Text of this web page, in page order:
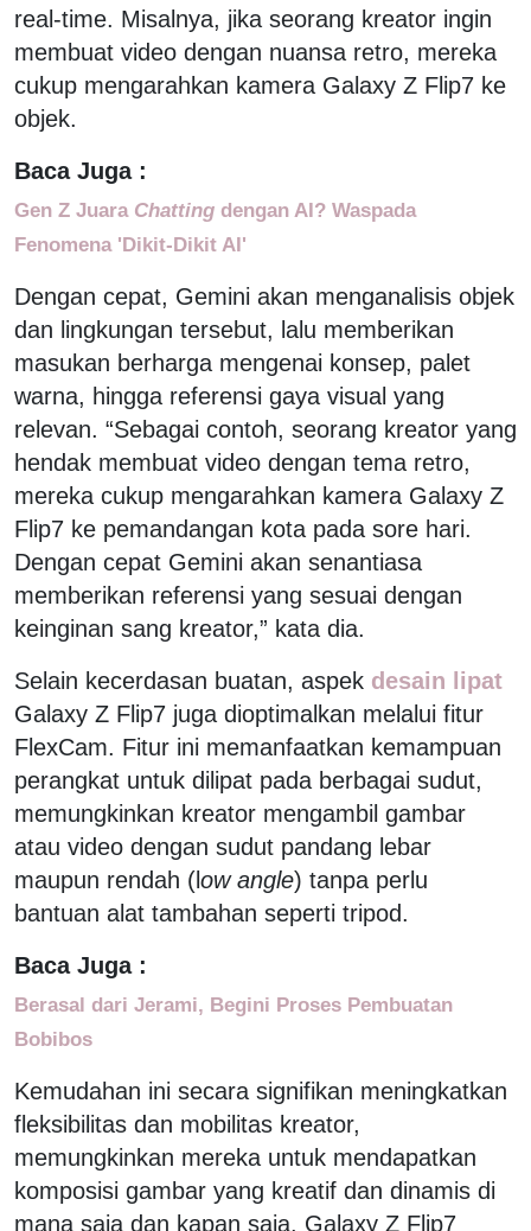
real-time. Misalnya, jika seorang kreator ingin
membuat video dengan nuansa retro, mereka
cukup mengarahkan kamera Galaxy Z Flip7 ke
objek.
Baca Juga :
Gen Z Juara Chatting dengan AI? Waspada
Fenomena 'Dikit-Dikit AI'
Dengan cepat, Gemini akan menganalisis objek
dan lingkungan tersebut, lalu memberikan
masukan berharga mengenai konsep, palet
warna, hingga referensi gaya visual yang
relevan. “Sebagai contoh, seorang kreator yang
hendak membuat video dengan tema retro,
mereka cukup mengarahkan kamera Galaxy Z
Flip7 ke pemandangan kota pada sore hari.
Dengan cepat Gemini akan senantiasa
memberikan referensi yang sesuai dengan
keinginan sang kreator,” kata dia.
Selain kecerdasan buatan, aspek desain lipat
Galaxy Z Flip7 juga dioptimalkan melalui fitur
FlexCam. Fitur ini memanfaatkan kemampuan
perangkat untuk dilipat pada berbagai sudut,
memungkinkan kreator mengambil gambar
atau video dengan sudut pandang lebar
maupun rendah (low angle) tanpa perlu
bantuan alat tambahan seperti tripod.
Baca Juga :
Berasal dari Jerami, Begini Proses Pembuatan
Bobibos
Kemudahan ini secara signifikan meningkatkan
fleksibilitas dan mobilitas kreator,
memungkinkan mereka untuk mendapatkan
komposisi gambar yang kreatif dan dinamis di
mana saja dan kapan saja. Galaxy Z Flip7